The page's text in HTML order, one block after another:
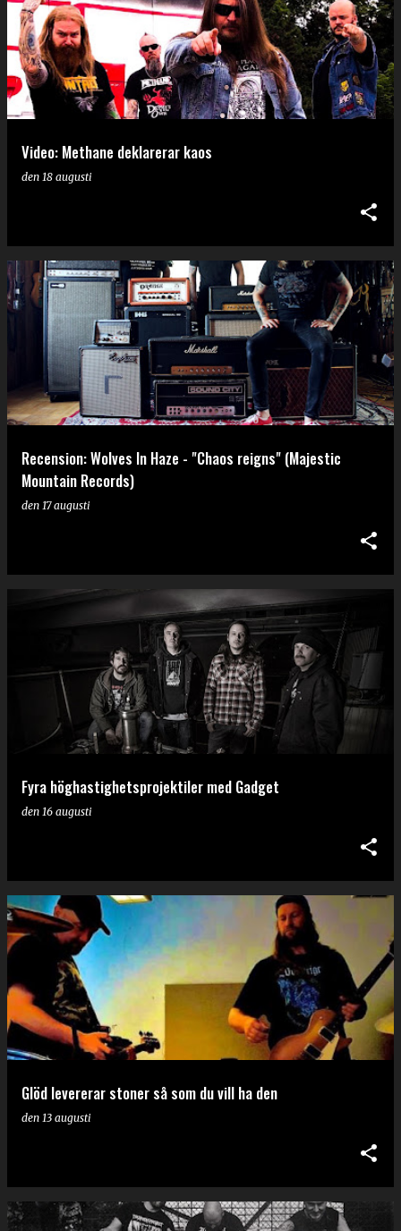
Video: Methane deklarerar kaos
den 18 augusti
Recension: Wolves In Haze - "Chaos reigns" (Majestic
Mountain Records)
den 17 augusti
Fyra höghastighetsprojektiler med Gadget
den 16 augusti
Glöd levererar stoner så som du vill ha den
den 13 augusti